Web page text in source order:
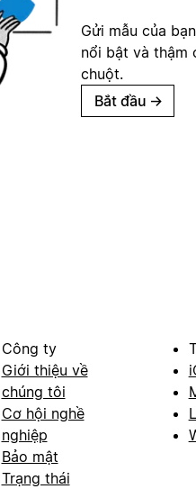
Gửi mẫu của
nổi bật và thậm
chuột.
Bắt đầu →
Công ty
Giới thiệu về
chúng tôi
Cơ hội nghề
nghiệp
Bảo mật
Trạng thái